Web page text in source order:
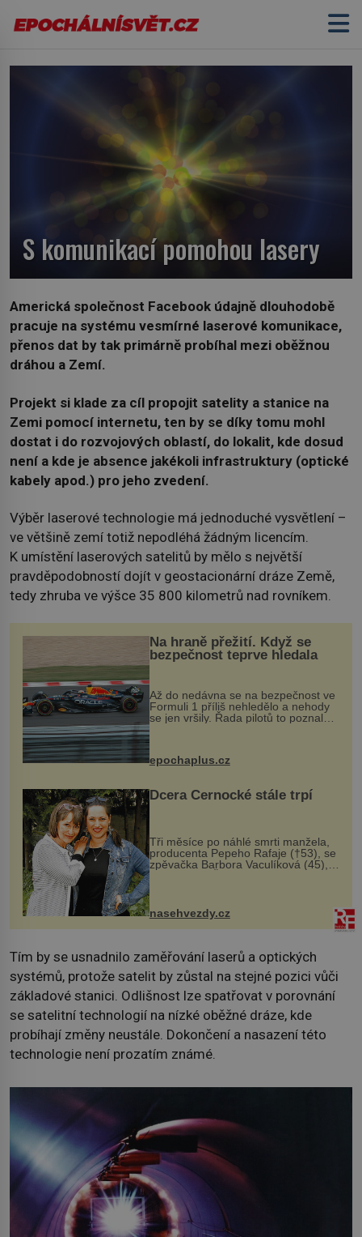
S komunikací pomohou lasery
Americká společnost Facebook údajně dlouhodobě
pracuje na systému vesmírné laserové komunikace,
přenos dat by tak primárně probíhal mezi oběžnou
dráhou a Zemí.
Projekt si klade za cíl propojit satelity a stanice na
Zemi pomocí internetu, ten by se díky tomu mohl
dostat i do rozvojových oblastí, do lokalit, kde dosud
není a kde je absence jakékoli infrastruktury (optické
kabely apod.) pro jeho zvedení.
Výběr laserové technologie má jednoduché vysvětlení –
ve většině zemí totiž nepodléhá žádným licencím.
K umístění laserových satelitů by mělo s největší
pravděpodobností dojít v geostacionární dráze Země,
tedy zhruba ve výšce 35 800 kilometrů nad rovníkem.
Na hraně přežití. Když se
bezpečnost teprve hledala
Až do nedávna se na bezpečnost ve
Formuli 1 příliš nehledělo a nehody
se jen vršily. Řada pilotů to poznala
na vlastní kůži, často s trvalými
následky nebo bohužel i ztrátou
života. Dnes nepochopiteln...
epochaplus.cz
Dcera Černocké stále trpí
Tři měsíce po náhlé smrti manžela,
producenta Pepeho Rafaje (†53), se
zpěvačka Barbora Vaculíková (45),
dcera Petry Černocké (75), poprvé
ozvala veřejnosti. Na sociální síti
sdílela, že se snaží fung...
nasehvezdy.cz
Tím by se usnadnilo zaměřování laserů a optických
systémů, protože satelit by zůstal na stejné pozici vůči
základové stanici. Odlišnost lze spatřovat v porovnání
se satelitní technologií na nízké oběžné dráze, kde
probíhají změny neustále. Dokončení a nasazení této
technologie není prozatím známé.